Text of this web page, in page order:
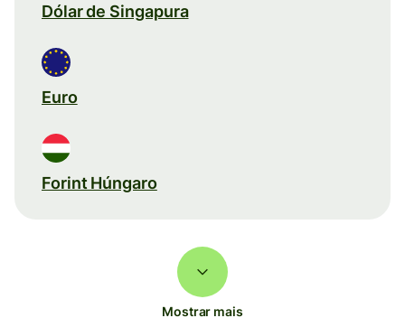
Dólar de Singapura
Euro
Forint Húngaro
Mostrar mais